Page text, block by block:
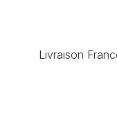
Livraison